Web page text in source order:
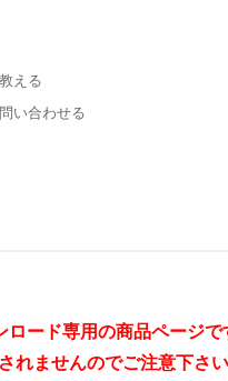
える
い合わせる
ード専用の商品ページで
れませんのでご注意下さい